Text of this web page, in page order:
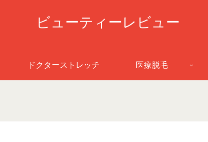
ビューティーレビュー
ドクターストレッチ 医療脱毛